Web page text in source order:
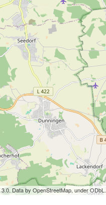
Data by OpenStreetMap, under ODbL.